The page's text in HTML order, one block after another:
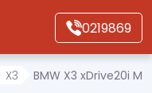
0219869
X3 BMW X3 xDrive20i M